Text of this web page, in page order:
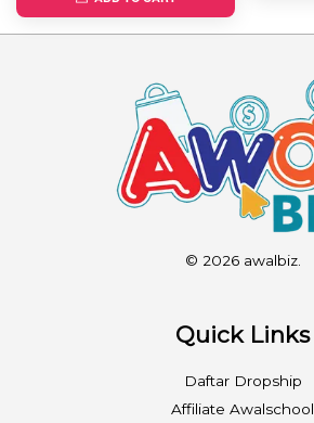
© 2026 awalbiz.
Quick Links
Daftar Dropship
Affiliate Awalschool